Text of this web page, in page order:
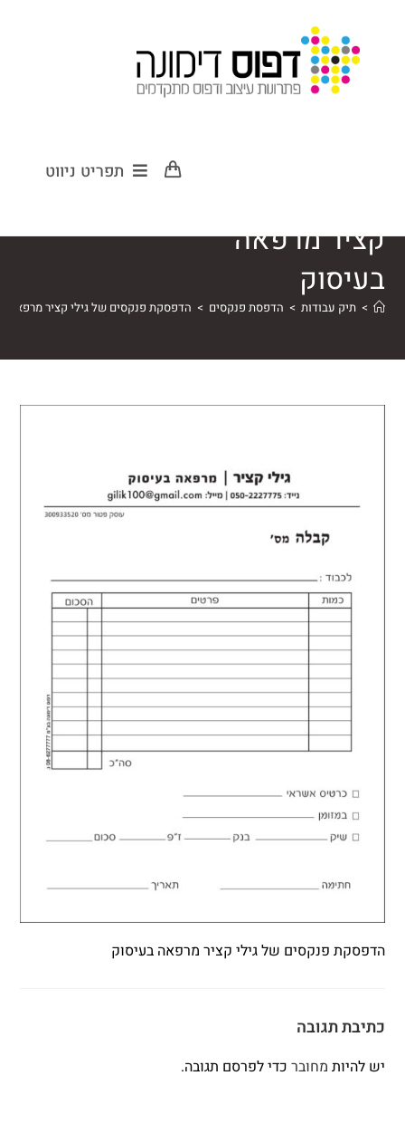
תפריט ניווט
קציר מרפאה
בעיסוק
> תיק עבודות > הדפסת פנקסים > הדפסקת פנקסים של גילי קציר מרפאה
הדפסקת פנקסים של גילי קציר מרפאה בעיסוק
כתיבת תגובה
יש להיות מחובר כדי לפרסם תגובה.